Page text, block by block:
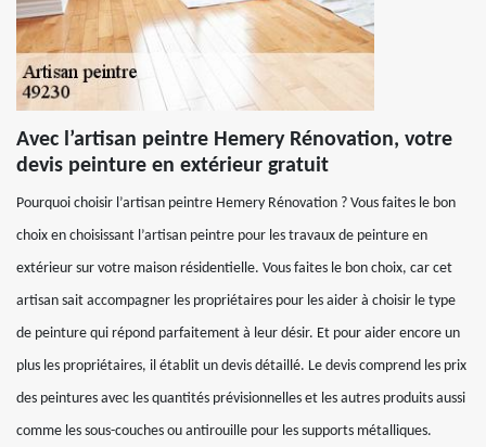
Avec l’artisan peintre Hemery Rénovation, votre
devis peinture en extérieur gratuit
Pourquoi choisir l’artisan peintre Hemery Rénovation ? Vous faites le bon
choix en choisissant l’artisan peintre pour les travaux de peinture en
extérieur sur votre maison résidentielle. Vous faites le bon choix, car cet
artisan sait accompagner les propriétaires pour les aider à choisir le type
de peinture qui répond parfaitement à leur désir. Et pour aider encore un
plus les propriétaires, il établit un devis détaillé. Le devis comprend les prix
des peintures avec les quantités prévisionnelles et les autres produits aussi
comme les sous-couches ou antirouille pour les supports métalliques.